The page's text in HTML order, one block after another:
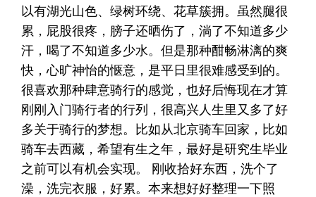
以有湖光山色、绿树环绕、花草簇拥。虽然腿很
累，屁股很疼，膀子还晒伤了，淌了不知道多少
汗，喝了不知道多少水。但是那种酣畅淋漓的爽
快，心旷神怡的惬意，是平日里很难感受到的。
很喜欢那种肆意骑行的感觉，也好后悔现在才算
刚刚入门骑行者的行列，很高兴人生里又多了好
多关于骑行的梦想。比如从北京骑车回家，比如
骑车去西藏，希望有生之年，最好是研究生毕业
之前可以有机会实现。 刚收拾好东西，洗个了
澡，洗完衣服，好累。本来想好好整理一下照